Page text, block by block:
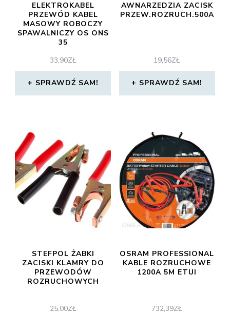
ELEKTROKABEL
PRZEWÓD KABEL
MASOWY ROBOCZY
SPAWALNICZY OS ONS
35
33,90ZŁ
SPRAWDŹ SAM!
AWNARZEDZIA ZACISK
PRZEW.ROZRUCH.500A
19,56ZŁ
SPRAWDŹ SAM!
STEFPOL ŻABKI
ZACISKI KLAMRY DO
PRZEWODÓW
ROZRUCHOWYCH
25,00ZŁ
OSRAM PROFESSIONAL
KABLE ROZRUCHOWE
1200A 5M ETUI
732,39ZŁ